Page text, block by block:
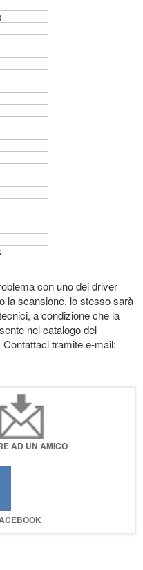
con uno dei driver
la scansione, lo stesso sarà
a condizione che la
nel catalogo del
tramite e-mail:
AD UN AMICO